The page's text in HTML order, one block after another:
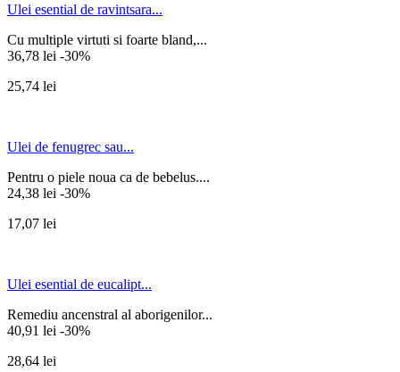
Ulei esential de ravintsara...
Cu multiple virtuti si foarte bland,...
36,78 lei -30%
25,74 lei
Ulei de fenugrec sau...
Pentru o piele noua ca de bebelus....
24,38 lei -30%
17,07 lei
Ulei esential de eucalipt...
Remediu ancenstral al aborigenilor...
40,91 lei -30%
28,64 lei